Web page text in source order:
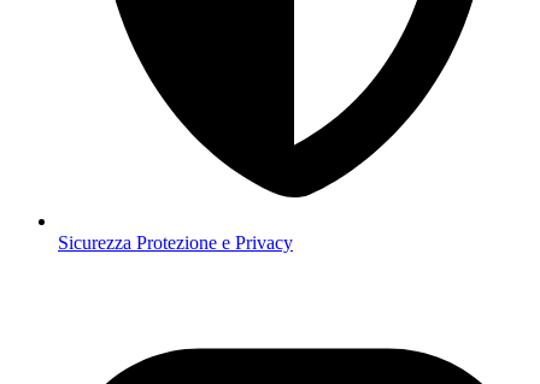
Sicurezza Protezione e Privacy